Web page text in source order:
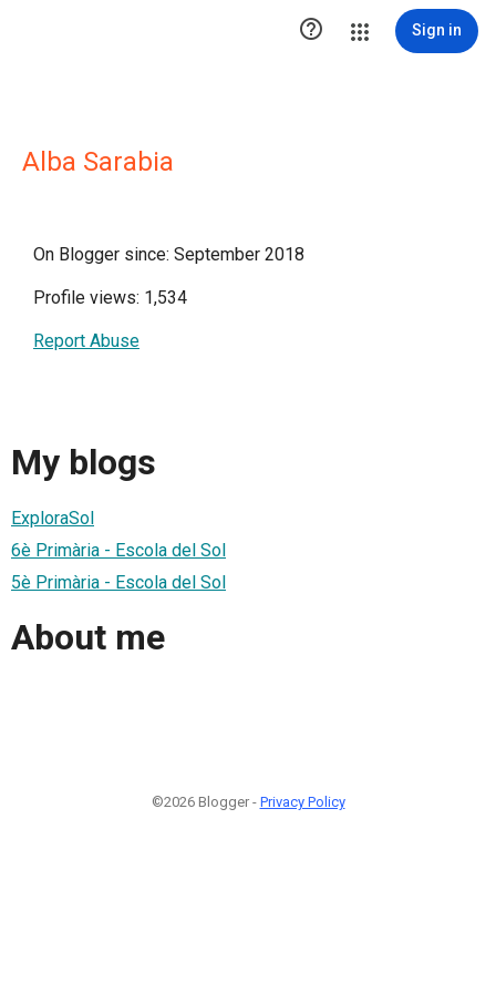
 Sign in
Alba Sarabia
On Blogger since: September 2018
Profile views: 1,534
Report Abuse
My blogs
ExploraSol
6è Primària - Escola del Sol
5è Primària - Escola del Sol
About me
©2026 Blogger - Privacy Policy